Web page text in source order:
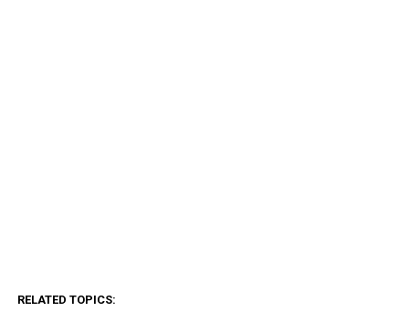
RELATED TOPICS: